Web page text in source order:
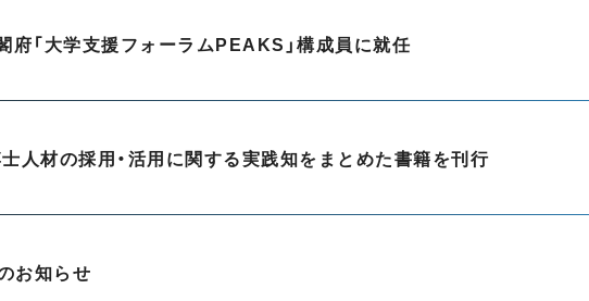
府「大学支援フォーラムPEAKS」構成員に就任
人材の採用・活用に関する実践知をまとめた書籍を刊行
お知らせ